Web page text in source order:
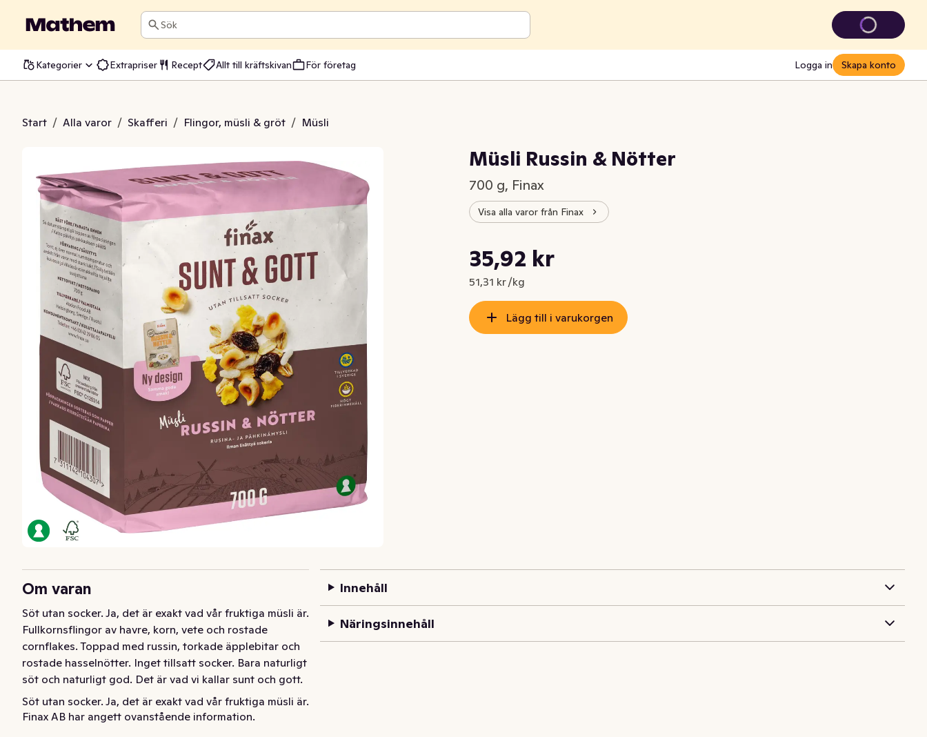
Sök
Kategorier Extrapriser Recept Allt till kräftskivan För företag Logga in Skapa konto
Start / Alla varor / Skafferi / Flingor, müsli & gröt / Müsli
& Nötter
Müsli Russin & Nötter
700 g, Finax
Visa alla varor från Finax
Nuvarande pris är: 35,92 kr
35,92 kr
51,31 kr /kg
Styckpris: 51,31 kr /kg
Lägg till i varukorgen
Om varan
Söt utan socker. Ja, det är exakt vad vår fruktiga müsli är.
Fullkornsflingor av havre, korn, vete och rostade
cornflakes. Toppad med russin, torkade äpplebitar och
rostade hasselnötter. Inget tillsatt socker. Bara naturligt
söt och naturligt god. Det är vad vi kallar sunt och gott.
Söt utan socker. Ja, det är exakt vad vår fruktiga müsli är.
Fullkornsflingor av havre, korn, vete och rostade
Finax AB har angett ovanstående information.
Innehåll
Näringsinnehåll